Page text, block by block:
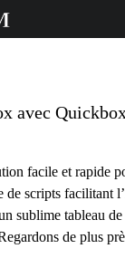
avec
facile et rapide
de scripts facilitant
sublime tableau
de plus